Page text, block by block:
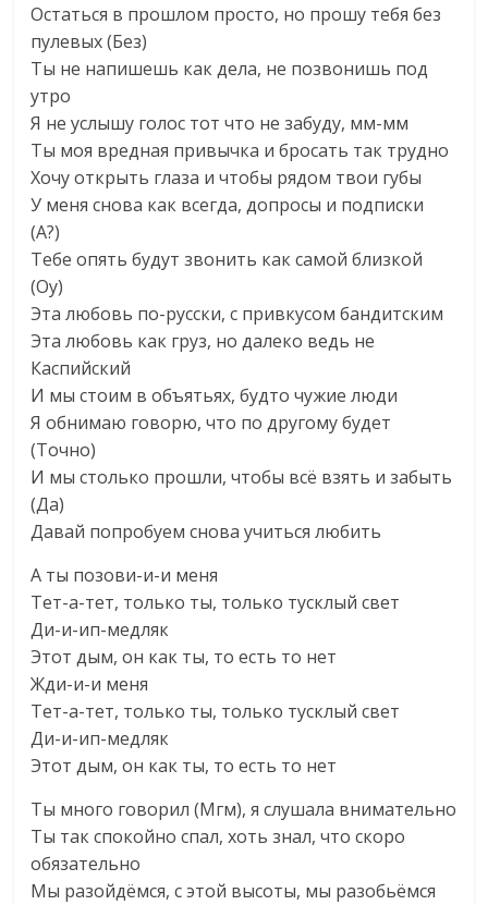
Остаться в прошлом просто, но прошу тебя без
пулевых (Без)
Ты не напишешь как дела, не позвонишь под
утро
Я не услышу голос тот что не забуду, мм-мм
Ты моя вредная привычка и бросать так трудно
Хочу открыть глаза и чтобы рядом твои губы
У меня снова как всегда, допросы и подписки
(А?)
Тебе опять будут звонить как самой близкой
(Оу)
Эта любовь по-русски, с привкусом бандитским
Эта любовь как груз, но далеко ведь не
Каспийский
И мы стоим в объятьях, будто чужие люди
Я обнимаю говорю, что по другому будет
(Точно)
И мы столько прошли, чтобы всё взять и забыть
(Да)
Давай попробуем снова учиться любить
А ты позови-и-и меня
Тет-а-тет, только ты, только тусклый свет
Ди-и-ип-медляк
Этот дым, он как ты, то есть то нет
Жди-и-и меня
Тет-а-тет, только ты, только тусклый свет
Ди-и-ип-медляк
Этот дым, он как ты, то есть то нет
Ты много говорил (Мгм), я слушала внимательно
Ты так спокойно спал, хоть знал, что скоро
обязательно
Мы разойдёмся, с этой высоты, мы разобьёмся